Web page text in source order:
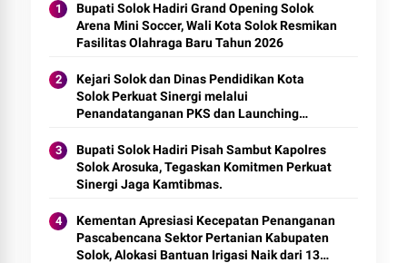
Bupati Solok Hadiri Grand Opening Solok
Arena Mini Soccer, Wali Kota Solok Resmikan
Fasilitas Olahraga Baru Tahun 2026
Kejari Solok dan Dinas Pendidikan Kota
Solok Perkuat Sinergi melalui
Penandatanganan PKS dan Launching
Bupati Solok Hadiri Pisah Sambut Kapolres
Solok Arosuka, Tegaskan Komitmen Perkuat
Sinergi Jaga Kamtibmas.
Kementan Apresiasi Kecepatan Penanganan
Pascabencana Sektor Pertanian Kabupaten
Solok, Alokasi Bantuan Irigasi Naik dari 13